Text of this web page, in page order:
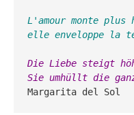
L'amour monte plus
elle
Die Liebe steigt
Margarita del Sol